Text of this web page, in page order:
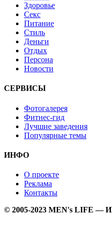
Здоровье
Секс
Питание
Стиль
Деньги
Отдых
Персона
Новости
СЕРВИСЫ
Фотогалерея
Фитнес-гид
Лучшие заведения
Популярные темы
ИНФО
О проекте
Реклама
Контакты
© 2005-2023 MEN's